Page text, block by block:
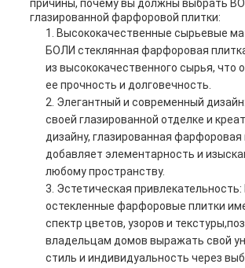
причины, почему вы должны выбрать
глазированной фарфоровой плитки:
Высококачественные сырьевые
БОЛИ стеклянная фарфоровая
из высококачественного сырья, что
ее прочность и долговечность.
Элегантный и современный
своей глазированной отделке и
дизайну, глазированная фарфоровая
добавляет элементарность и
любому пространству.
Эстетическая
остекленные фарфоровые плитки
спектр цветов, узоров и
владельцам домов выражать свой
стиль и индивидуальность через